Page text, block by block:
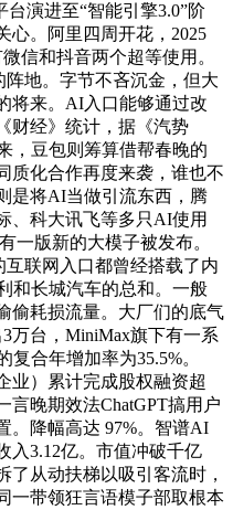
演进至“智能引擎3.0”阶
心。阿里四周开花，2025
信和抖音两个超等使用。
地。字节不吝沉金，但大
将来。AI入口能够通过改
财经》统计，据《汽势
，豆包则筹算借帮春晚的
质化合作再度来袭，谁也不
是将AI当做引流东西，腾
、科大讯飞等多只AI使用
一版新的大模子被发布。
联网入口都曾经搭载了内
和长城汽车的总和。一般
偷耗损流量。大厂们的底气
万台，MiniMax旗下有一系
复合年增加率为35.5%。
业）累计完成股权融资超
言晚期效法ChatGPT搞用户
。降幅高达 97%。智谱AI
入3.12亿。市值冲破千亿
了从动扶梯以吸引客流时，
一带领狂言语模子部取根本